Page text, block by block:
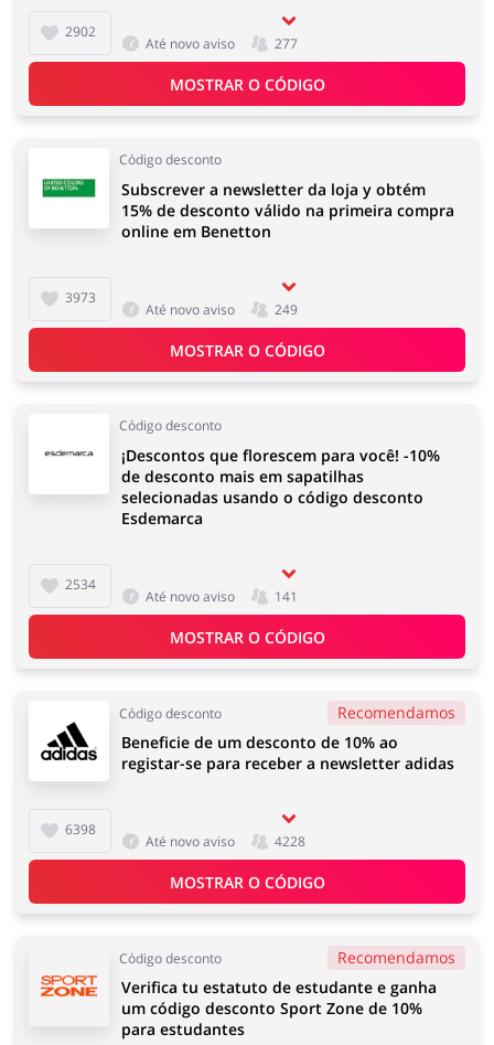
2902
Até novo aviso 277
MOSTRAR O CÓDIGO
Código desconto
3973
Subscrever a newsletter da loja y obtém
15% de desconto válido na primeira compra
online em Benetton
Até novo aviso 249
MOSTRAR O CÓDIGO
Código desconto
2534
¡Descontos que florescem para você! -10%
de desconto mais em sapatilhas
selecionadas usando o código desconto
Esdemarca
Até novo aviso 141
MOSTRAR O CÓDIGO
Código desconto Recomendamos
6398
Beneficie de um desconto de 10% ao
registar-se para receber a newsletter adidas
Até novo aviso 4228
MOSTRAR O CÓDIGO
Código desconto Recomendamos
Verifica tu estatuto de estudante e ganha
um código desconto Sport Zone de 10%
para estudantes